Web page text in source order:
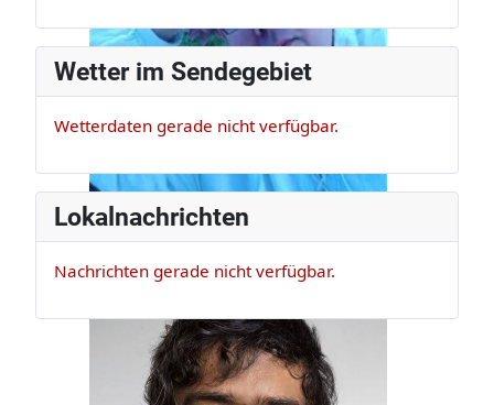
Er ist Musikexperte und Bassist, der
darf das!
Wetter im Sendegebiet
Wetterdaten gerade nicht verfügbar.
Lokalnachrichten
Nachrichten gerade nicht verfügbar.